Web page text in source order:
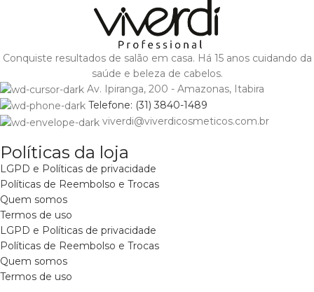
Conquiste resultados de salão em casa. Há 15 anos cuidando da
saúde e beleza de cabelos.
Av. Ipiranga, 200 - Amazonas, Itabira
Telefone: (31) 3840-1489
viverdi@viverdicosmeticos.com.br
Políticas da loja
LGPD e Políticas de privacidade
Políticas de Reembolso e Trocas
Quem somos
Termos de uso
LGPD e Políticas de privacidade
Políticas de Reembolso e Trocas
Quem somos
Termos de uso